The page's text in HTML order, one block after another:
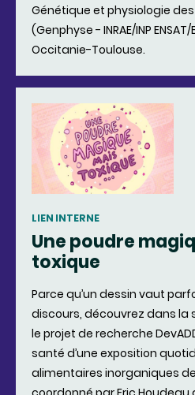
Génétique et physiologie
(Genphyse - INRAE/INP
Occitanie-Toulouse.
LIEN INTERNE
Une poudre
toxique
Parce qu’un dessin vaut
discours, découvrez dans la
le projet de recherche
santé d’une exposition
alimentaires inorganiques